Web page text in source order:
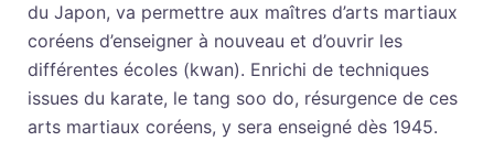
du Japon, va permettre aux maîtres d’arts martiaux
coréens d’enseigner à nouveau et d’ouvrir les
différentes écoles (kwan). Enrichi de techniques
issues du karate, le tang soo do, résurgence de ces
arts martiaux coréens, y sera enseigné dès 1945.